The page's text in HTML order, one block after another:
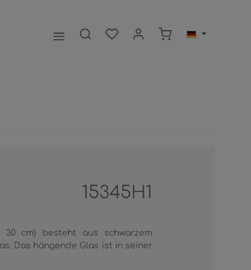
15345H1
30 cm) besteht aus schwarzem
Das hängende Glas ist in seiner